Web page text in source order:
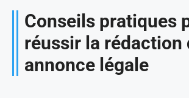
Conseils pratiques
réussir la rédaction
annonce légale